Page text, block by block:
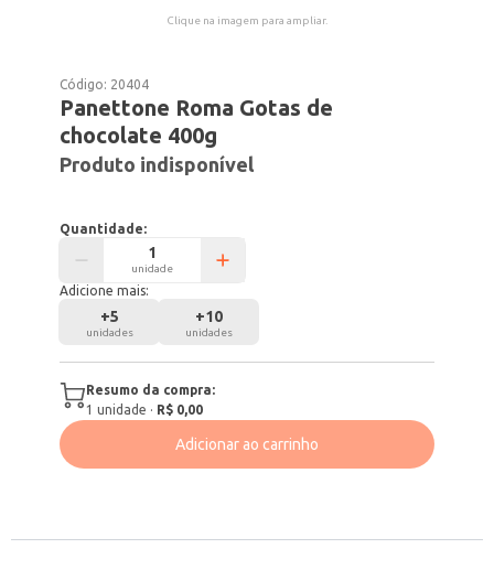
Clique na imagem para ampliar.
Código: 20404
Panettone Roma Gotas de
chocolate 400g
Produto indisponível
Quantidade:
unidade
Adicione mais:
+5
unidades
+10
unidades
Resumo da compra:
1 unidade · R$ 0,00
Adicionar ao carrinho